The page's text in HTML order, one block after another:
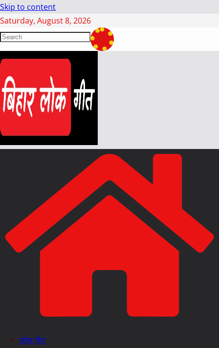
Skip to content
Saturday, August 8, 2026
लोक गीत